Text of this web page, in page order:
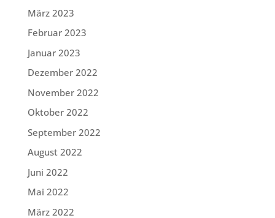
März 2023
Februar 2023
Januar 2023
Dezember 2022
November 2022
Oktober 2022
September 2022
August 2022
Juni 2022
Mai 2022
März 2022